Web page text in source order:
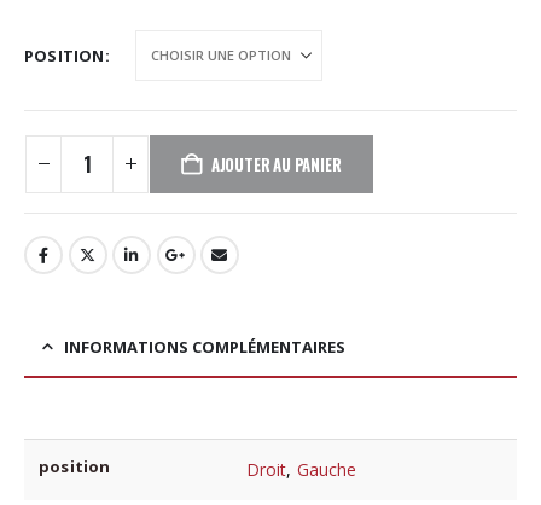
POSITION
AJOUTER AU PANIER
INFORMATIONS COMPLÉMENTAIRES
position Droit, Gauche